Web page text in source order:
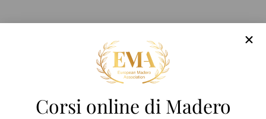
CORSI
Corsi online di Madero